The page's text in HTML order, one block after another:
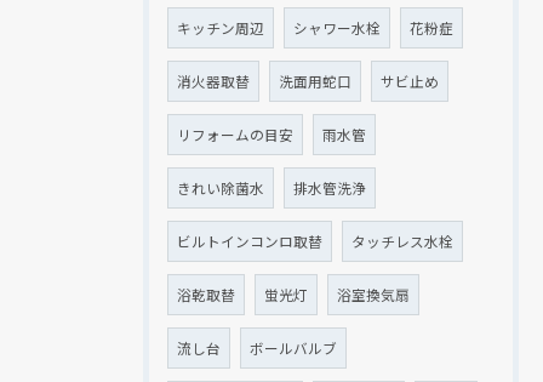
キッチン周辺 シャワー水栓 花粉症
消火器取替 洗面用蛇口 サビ止め
リフォームの目安 雨水管
きれい除菌水 排水管洗浄
ビルトインコンロ取替 タッチレス水栓
浴乾取替 蛍光灯 浴室換気扇
流し台 ボールバルブ